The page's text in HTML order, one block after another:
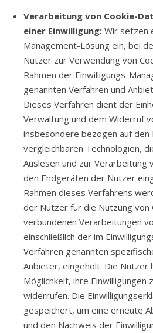
Verarbeitung von Cookie-
einer Einwilligung: Wir setzen
Management-Lösung ein, bei
Nutzer zur Verwendung von
Rahmen der Einwilligungs-
genannten Verfahren und
Dieses Verfahren dient der
Verwaltung und dem Widerruf
insbesondere bezogen auf den
vergleichbaren Technologien,
Auslesen und zur Verarbeitung
den Endgeräten der Nutzer
Rahmen dieses Verfahrens
der Nutzer für die Nutzung von
verbundenen Verarbeitungen
einschließlich der im
Verfahren genannten
Anbieter, eingeholt. Die Nutzer
Möglichkeit, ihre Einwilligungen
widerrufen. Die
gespeichert, um eine erneute
und den Nachweis der